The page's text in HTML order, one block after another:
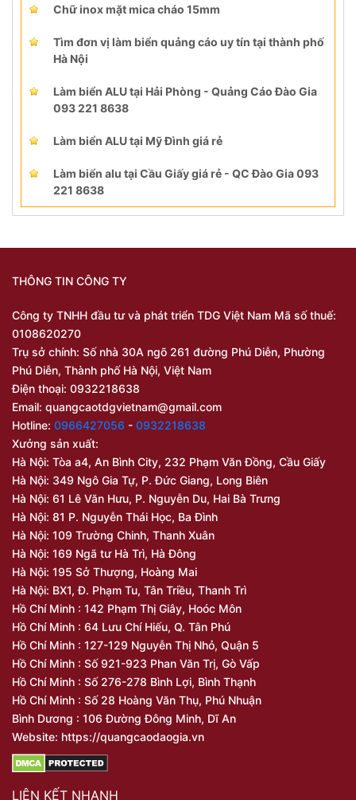
Chữ inox mặt mica cháo 15mm
Tìm đơn vị làm biển quảng cáo uy tín tại thành phố
Hà Nội
Làm biển ALU tại Hải Phòng - Quảng Cáo Đào Gia
093 221 8638
Làm biển ALU tại Mỹ Đình giá rẻ
Làm biển alu tại Cầu Giấy giá rẻ - QC Đào Gia 093
221 8638
THÔNG TIN CÔNG TY
Công ty TNHH đầu tư và phát triển TDG Việt Nam Mã số thuế:
0108620270
Trụ sở chính: Số nhà 30A ngõ 261 đường Phú Diễn, Phường
Phú Diễn, Thành phố Hà Nội, Việt Nam
Điện thoại: 0932218638
Email: quangcaotdgvietnam@gmail.com
Hotline: 0966427056 - 0932218638
Xưởng sản xuất:
Hà Nội: Tòa a4, An Bình City, 232 Phạm Văn Đồng, Cầu Giấy
Hà Nội: 349 Ngô Gia Tự, P. Đức Giang, Long Biên
Hà Nội: 61 Lê Văn Hưu, P. Nguyễn Du, Hai Bà Trưng
Hà Nội: 81 P. Nguyễn Thái Học, Ba Đình
Hà Nội: 109 Trường Chinh, Thanh Xuân
Hà Nội: 169 Ngã tư Hà Trì, Hà Đông
Hà Nội: 195 Sở Thượng, Hoàng Mai
Hà Nội: BX1, Đ. Phạm Tu, Tân Triều, Thanh Trì
Hồ Chí Minh : 142 Phạm Thị Giây, Hoóc Môn
Hồ Chí Minh : 64 Lưu Chí Hiếu, Q. Tân Phú
Hồ Chí Minh : 127-129 Nguyễn Thị Nhỏ, Quận 5
Hồ Chí Minh : Số 921-923 Phan Văn Trị, Gò Vấp
Hồ Chí Minh : Số 276-278 Bình Lợi, Bình Thạnh
Hồ Chí Minh : Số 28 Hoàng Văn Thụ, Phú Nhuận
Bình Dương : 106 Đường Đông Minh, Dĩ An
Website: https://quangcaodaogia.vn
LIÊN KẾT NHANH